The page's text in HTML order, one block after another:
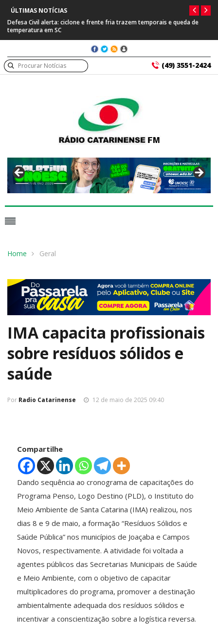
ÚLTIMAS NOTÍCIAS
Defesa Civil alerta: ciclone e frente fria trazem temporais e queda de
temperatura em SC
(49) 3551-2424
Home Geral
IMA capacita profissionais
sobre resíduos sólidos e
saúde
Por Radio Catarinense 12 de maio de 2025 09:40
Compartilhe
Dando sequência ao cronograma de capacitações do
Programa Penso, Logo Destino (PLD), o Instituto do
Meio Ambiente de Santa Catarina (IMA) realizou, nos
dias 8 e 9 de maio, a formação “Resíduos Sólidos e
Saúde Pública” nos municípios de Joaçaba e Campos
Novos, respectivamente. A atividade foi voltada a
agentes públicos das Secretarias Municipais de Saúde
e Meio Ambiente, com o objetivo de capacitar
multiplicadores do programa, promover a destinação
ambientalmente adequada dos resíduos sólidos e
incentivar a conscientização sobre a logística reversa.